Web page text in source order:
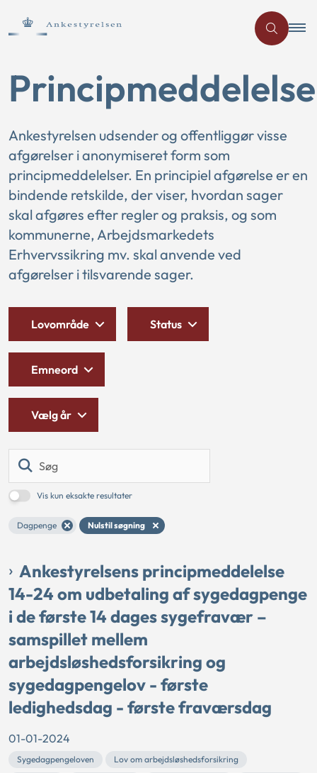
Ankestyrelsen udsender og offentliggør visse
afgørelser i anonymiseret form som
principmeddelelser. En principiel afgørelse er en
bindende retskilde, der viser, hvordan sager
skal afgøres efter regler og praksis, og som
kommunerne, Arbejdsmarkedets
Erhvervssikring mv. skal anvende ved
afgørelser i tilsvarende sager.
Vis kun eksakte resultater
Dagpenge Nulstil søgning
Lovområde Status
Emneord
Vælg år
Ankestyrelsens principmeddelelse
14-24 om udbetaling af sygedagpenge
i de første 14 dages sygefravær –
samspillet mellem
arbejdsløshedsforsikring og
sygedagpengelov - første
ledighedsdag - første fraværsdag
01-01-2024
Sygedagpengeloven
Lov om arbejdsløshedsforsikring